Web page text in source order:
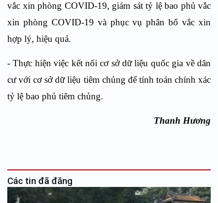
vắc xin phòng COVID-19, giám sát tỷ lệ bao phủ vắc
xin phòng COVID-19 và phục vụ phân bổ vắc xin
hợp lý, hiệu quả.
-Thực hiện việc kết nối cơ sở dữ liệu quốc gia về dân
cư với cơ sở dữ liệu tiêm chủng để tính toán chính xác
tỷ lệ bao phủ tiêm chủng.
Thanh Hương
Các tin đã đăng